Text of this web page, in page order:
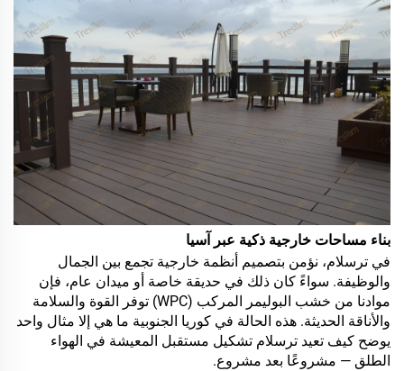
بناء مساحات خارجية ذكية عبر آسيا
في ترسلام، نؤمن بتصميم أنظمة خارجية تجمع بين الجمال
والوظيفة. سواءً كان ذلك في حديقة خاصة أو ميدان عام، فإن
موادنا من خشب البوليمر المركب (WPC) توفر القوة والسلامة
والأناقة الحديثة. هذه الحالة في كوريا الجنوبية ما هي إلا مثال واحد
يوضح كيف تعيد ترسلام تشكيل مستقبل المعيشة في الهواء
الطلق — مشروعًا بعد مشروع.